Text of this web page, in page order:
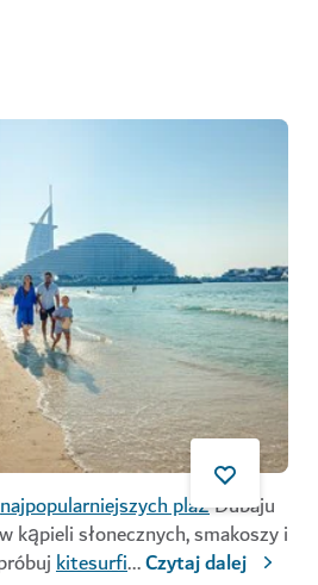
najpopularniejszych plażDubaju
kąpieli słonecznych, smakoszy i
kitesurfi...Czytaj dalej